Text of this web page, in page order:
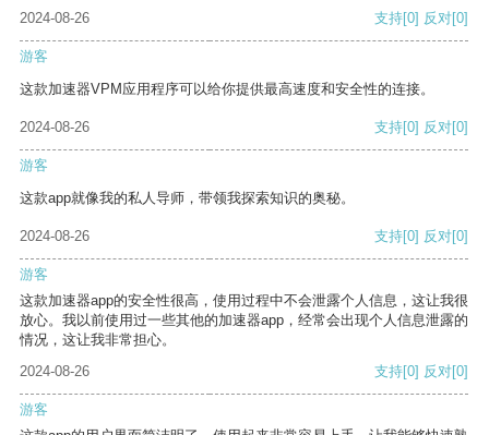
2024-08-26 支持[0] 反对[0]
游客
这款加速器VPM应用程序可以给你提供最高速度和安全性的连接。
2024-08-26 支持[0] 反对[0]
游客
这款app就像我的私人导师，带领我探索知识的奥秘。
2024-08-26 支持[0] 反对[0]
游客
这款加速器app的安全性很高，使用过程中不会泄露个人信息，这让我很
放心。我以前使用过一些其他的加速器app，经常会出现个人信息泄露的
情况，这让我非常担心。
2024-08-26
支持[0] 反对[0]
游客